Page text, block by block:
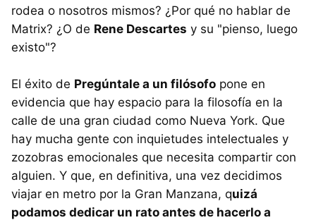
rodea o nosotros mismos? ¿Por qué no hablar de
Matrix? ¿O de Rene Descartes y su "pienso, luego
existo"?
El éxito de Pregúntale a un filósofo pone en
evidencia que hay espacio para la filosofía en la
calle de una gran ciudad como Nueva York. Que
hay mucha gente con inquietudes intelectuales y
zozobras emocionales que necesita compartir con
alguien. Y que, en definitiva, una vez decidimos
viajar en metro por la Gran Manzana, quizá
podamos dedicar un rato antes de hacerlo a